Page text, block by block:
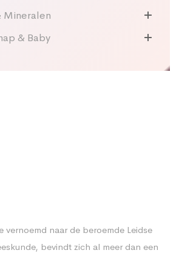
Mineralen
& Baby
vernoemd naar de beroemde Leidse
bevindt zich al meer dan een